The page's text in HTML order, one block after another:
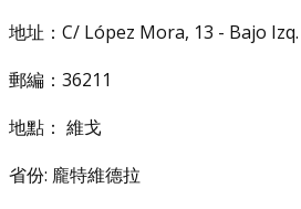
地址：C/ López Mora, 13 - Bajo Izq.
郵編：36211
地點： 維戈
省份: 龐特維德拉